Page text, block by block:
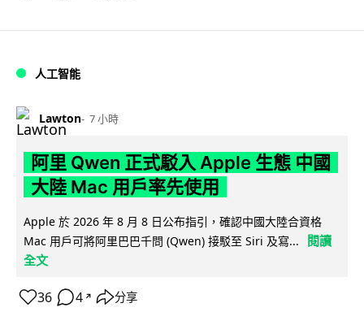
人工智能
Lawton 7 小時
阿里 Qwen 正式駁入 Apple 生態 中國
大陸 Mac 用戶率先使用
Apple 於 2026 年 8 月 8 日公布指引，確認中國大陸合資格
Mac 用戶可將阿里巴巴千問 (Qwen) 接駁至 Siri 及寫...
閱讀
全文
36 4 ↗ 分享